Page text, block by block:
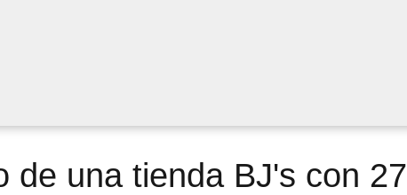
de una tienda BJ's con 27